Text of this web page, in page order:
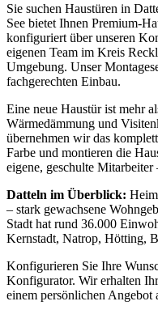
Sie suchen Haustüren in
See bietet Ihnen Premium-
konfiguriert über unseren
eigenen Team im Kreis
Umgebung. Unser
fachgerechten Einbau.
Eine neue Haustür ist mehr
Wärmedämmung und
übernehmen wir das
Farbe und montieren die
eigene, geschulte Mitarbeiter
Datteln im Überblick:
– stark gewachsene
Stadt hat rund 36.000
Kernstadt, Natrop, Hötting,
Konfigurieren Sie Ihre
Konfigurator. Wir erhalten
einem persönlichen Angebot